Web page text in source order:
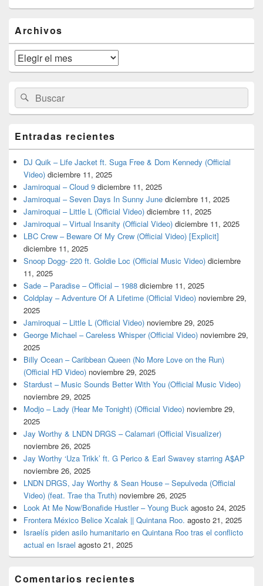
área
de
widget
barra
lateral
primaria
Archivos
Archivos
Buscar
por:
Buscar
Entradas recientes
DJ Quik – Life Jacket ft. Suga Free & Dom Kennedy (Official
Video) diciembre 11, 2025
Jamiroquai – Cloud 9 diciembre 11, 2025
Jamiroquai – Seven Days In Sunny June diciembre 11, 2025
Jamiroquai – Little L (Official Video) diciembre 11, 2025
Jamiroquai – Virtual Insanity (Official Video) diciembre 11, 2025
LBC Crew – Beware Of My Crew (Official Video) [Explicit]
diciembre 11, 2025
Snoop Dogg- 220 ft. Goldie Loc (Official Music Video) diciembre
11, 2025
Sade – Paradise – Official – 1988 diciembre 11, 2025
Coldplay – Adventure Of A Lifetime (Official Video) noviembre 29,
2025
Jamiroquai – Little L (Official Video) noviembre 29, 2025
George Michael – Careless Whisper (Official Video) noviembre 29,
2025
Billy Ocean – Caribbean Queen (No More Love on the Run)
(Official HD Video) noviembre 29, 2025
Stardust – Music Sounds Better With You (Official Music Video)
noviembre 29, 2025
Modjo – Lady (Hear Me Tonight) (Official Video) noviembre 29,
2025
Jay Worthy & LNDN DRGS – Calamari (Official Visualizer)
noviembre 26, 2025
Jay Worthy ‘Uza Trikk’ ft. G Perico & Earl Swavey starring A$AP
noviembre 26, 2025
LNDN DRGS, Jay Worthy & Sean House – Sepulveda (Official
Video) (feat. Trae tha Truth) noviembre 26, 2025
Look At Me Now/Bonafide Hustler – Young Buck agosto 24, 2025
Frontera México Belice Xcalak || Quintana Roo. agosto 21, 2025
Israelís piden asilo humanitario en Quintana Roo tras el conflicto
actual en Israel agosto 21, 2025
Comentarios recientes